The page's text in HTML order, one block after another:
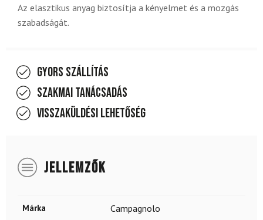
Az elasztikus anyag biztosítja a kényelmet és a mozgás
szabadságát.
Gyors szállítás
Szakmai tanácsadás
Visszaküldési lehetőség
JELLEMZŐK
Márka Campagnolo